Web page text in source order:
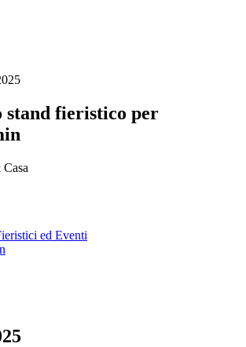
stand fieristico per
ed Eventi